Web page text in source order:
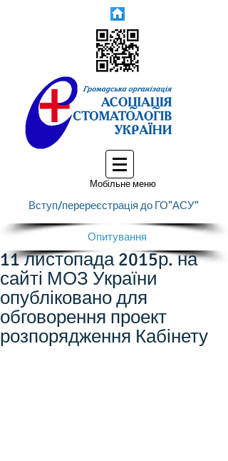
Мобільне меню
Вступ/перереєстрація до ГО"АСУ"
Опитування
11 листопада 2015р. на
сайті МОЗ України
опубліковано для
обговорення проект
розпорядження Кабінету